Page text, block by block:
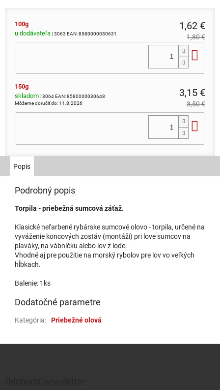
100g
u dodávateľa
| 3063 EAN:8580000030631
1,62 €
1,80 €
150g
skladom | 3064EAN:8580000030648
Môžeme doručiť do:11.8.2026
3,15 €
3,50 €
Popis
Podrobný popis
Torpila - priebežná sumcová záťaž.
Klasické nefarbené rybárske sumcové olovo - torpila, určené na
vyváženie koncových zostáv (montáží) pri love sumcov na
plaváky, na vábničku alebo lov z lode.
Vhodné aj pre použitie na morský rybolov pre lov vo veľkých
hĺbkach.
Balenie: 1ks
Dodatočné parametre
Kategória: Priebežné olová